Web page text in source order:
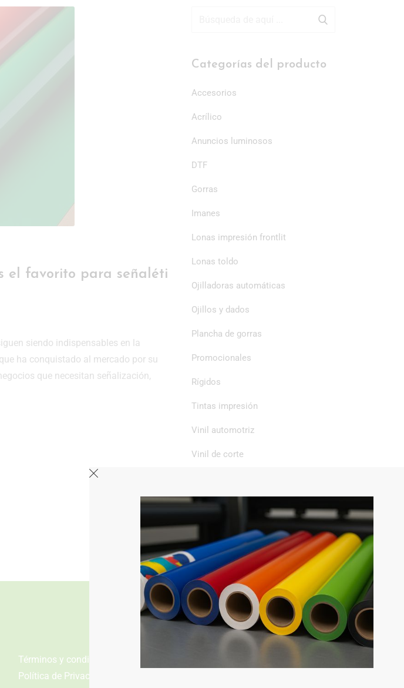
el favorito para señaléti
siendo indispensables en la
ha conquistado al mercado por su
que necesitan señalización,
Categorías del producto
Accesorios
Acrílico
Anuncios luminosos
DTF
Gorras
Imanes
Lonas impresión frontlit
Lonas toldo
Ojilladoras automáticas
Ojillos y dados
Plancha de gorras
Promocionales
Rígidos
Tintas impresión
Vinil automotriz
Vinil de corte
Vinil textil
Términos y condiciones
Política de Privacidad